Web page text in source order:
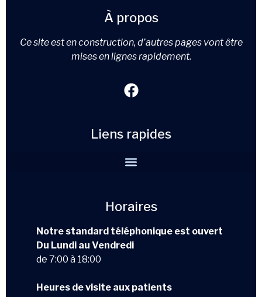
À propos
Ce site est en construction, d’autres pages vont être
mises en lignes rapidement.
Liens rapides
Horaires
Notre standard téléphonique est ouvert
Du Lundi au Vendredi
de 7:00 à 18:00
Heures de visite aux patients